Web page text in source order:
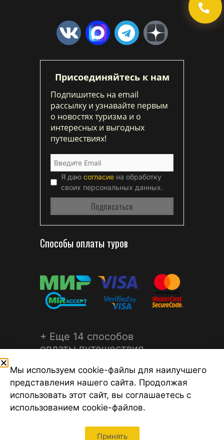
Присоединяйтесь к нам
Подпишитесь на email
рассылку и узнавайте первым
о новостях туризма и о
интересных и выгодных
путешествиях!
Я даю согласие на обработку
своих персональных данных.
Способы оплаты туров
+ Еще 14 способов
оплаты путешествия
©2026 Турагентство Турсфера - Поиск туров от надежных
Мы используем cookie-файлы для наилучшего
представления нашего сайта. Продолжая
использовать этот сайт, вы соглашаетесь с
использованием cookie-файлов.
Принять